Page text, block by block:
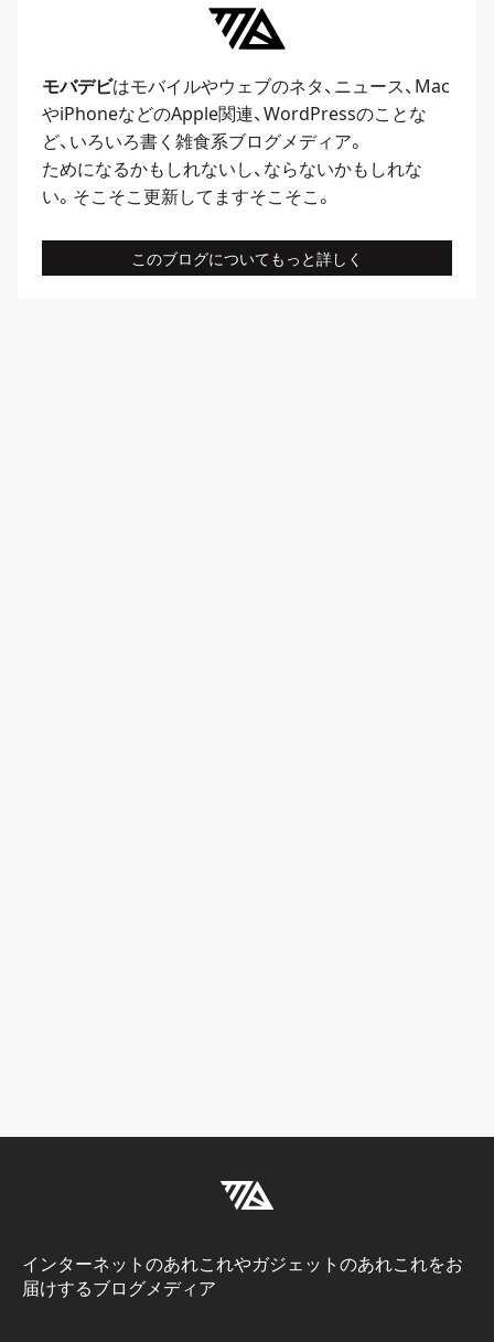
モバデビはモバイルやウェブのネタ、 ニュース、 Mac
やiPhoneなどのApple関連、WordPressのことな
ど、いろいろ書く雑食系ブログメディア。
ためになるかもしれないし、ならないかもしれな
い。そこそこ更新してますそこそこ。
このブログについてもっと詳しく
インターネットのあれこれやガジェットのあれこれをお
届けするブログメディア